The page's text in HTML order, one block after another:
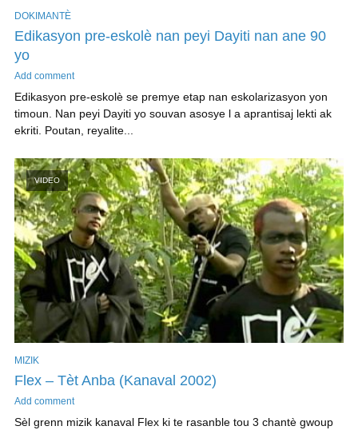
DOKIMANTÈ
Edikasyon pre-eskolè nan peyi Dayiti nan ane 90
yo
Add comment
Edikasyon pre-eskolè se premye etap nan eskolarizasyon yon
timoun. Nan peyi Dayiti yo souvan asosye l a aprantisaj lekti ak
ekriti. Poutan, reyalite...
VIDEO
MIZIK
Flex – Tèt Anba (Kanaval 2002)
Add comment
Sèl grenn mizik kanaval Flex ki te rasanble tou 3 chantè gwoup